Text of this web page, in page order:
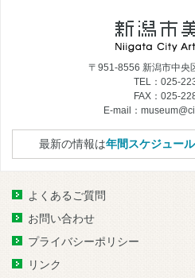
〒951-8556 新潟市中央
TEL：025-
FAX：025-
E-mail：
最新の情報は年間スケジュール
よくあるご質問
お問い合わせ
プライバシーポリシー
リンク